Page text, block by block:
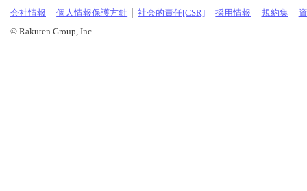
会社情報 個人情報保護方針 社会的責任[CSR] 採用情報 規約集
© Rakuten Group, Inc.